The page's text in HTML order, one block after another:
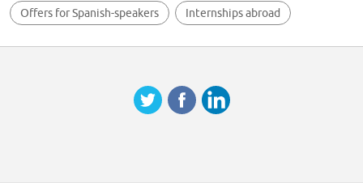
Comunicación
Compromiso
Calidad en el trabajo
Offers for Spanish-speakers Internships abroad